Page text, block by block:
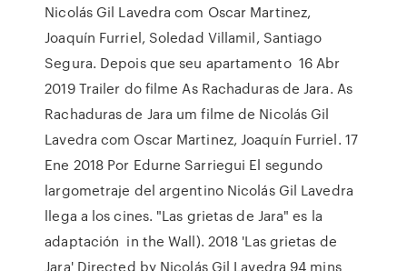
Nicolás Gil Lavedra com Oscar Martinez,
Joaquín Furriel, Soledad Villamil, Santiago
Segura. Depois que seu apartamento 16 Abr
2019 Trailer do filme As Rachaduras de Jara. As
Rachaduras de Jara um filme de Nicolás Gil
Lavedra com Oscar Martinez, Joaquín Furriel. 17
Ene 2018 Por Edurne Sarriegui El segundo
largometraje del argentino Nicolás Gil Lavedra
llega a los cines. "Las grietas de Jara" es la
adaptación in the Wall). 2018 'Las grietas de
Jara' Directed by Nicolás Gil Lavedra 94 mins